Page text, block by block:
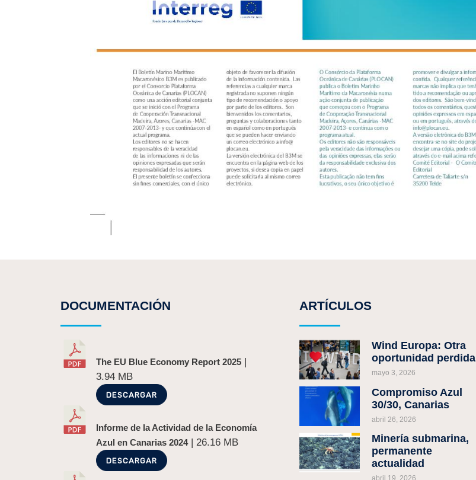
DOCUMENTACIÓN
The EU Blue Economy Report 2025
3.94 MB
DESCARGAR
Informe de la Actividad de la Economía
Azul en Canarias 2024| 26.16 MB
DESCARGAR
ARTÍCULOS
Wind Europa: Otra
oportunidad perdida
mayo 3, 2026
Compromiso Azul
30/30, Canarias
abril 26, 2026
Minería submarina,
permanente
actualidad
abril 19, 2026